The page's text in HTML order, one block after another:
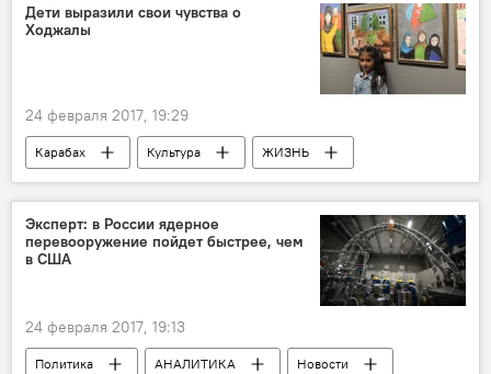
Вице-председатель ЕК Марош Шефчович
строительство
Прокачка нефти
поставки
Азербайджан
Дети выразили свои чувства о
Ходжалы
24 февраля 2017, 19:29
Карабах Культура
ЖИЗНЬ
Новости
Министерство культуры и туризма АР
дети
история
Трагедия
Художник
Эксперт: в России ядерное
перевооружение пойдет быстрее, чем
в США
24 февраля 2017, 19:13
Политика АНАЛИТИКА
Новости